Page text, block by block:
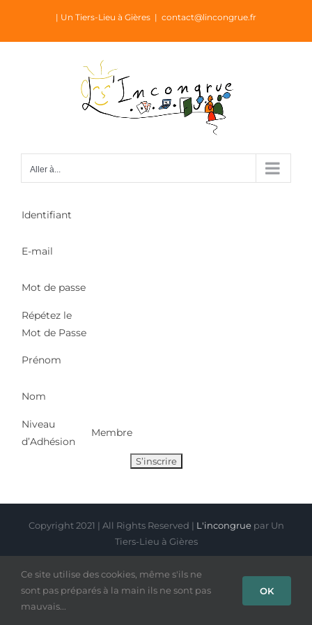
contenu
| Un Tiers-Lieu à Gières | contact@lincongrue.fr
Aller à...
Identifiant
E-mail
Mot de passe
Répétez le
Mot de Passe
Prénom
Nom
Niveau
d’Adhésion
Membre
Copyright 2021 | All Rights Reserved | L'incongruepar Un
Tiers-Lieu à Gières
FacebookInstagram
Ce site utilise des cookies, même s'ils ne
sont pas préparés à la main ils ne sont pas
mauvais...
OK